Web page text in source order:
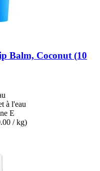
Balm, Coconut (10
à l'eau
E
/ kg)